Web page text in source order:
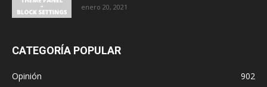
enero 20, 2021
CATEGORÍA POPULAR
Opinión
902